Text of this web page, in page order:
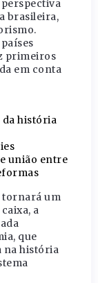
brasileira,
primeiros
em conta
da história
união entre
tornará um
a
que
na história